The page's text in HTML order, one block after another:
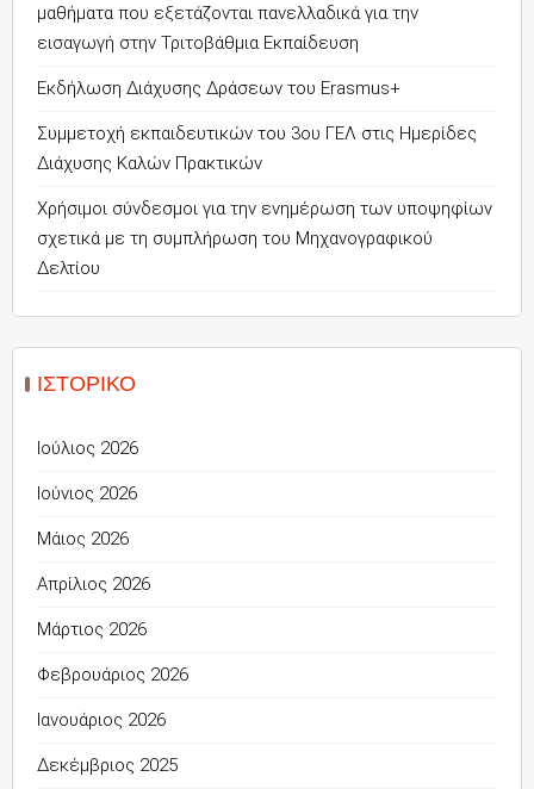
μαθήματα που εξετάζονται πανελλαδικά για την
εισαγωγή στην Τριτοβάθμια Εκπαίδευση
Εκδήλωση Διάχυσης Δράσεων του Erasmus+
Συμμετοχή εκπαιδευτικών του 3ου ΓΕΛ στις Ημερίδες
Διάχυσης Καλών Πρακτικών
Χρήσιμοι σύνδεσμοι για την ενημέρωση των υποψηφίων
σχετικά με τη συμπλήρωση του Μηχανογραφικού
Δελτίου
ΙΣΤΟΡΙΚΌ
Ιούλιος 2026
Ιούνιος 2026
Μάιος 2026
Απρίλιος 2026
Μάρτιος 2026
Φεβρουάριος 2026
Ιανουάριος 2026
Δεκέμβριος 2025